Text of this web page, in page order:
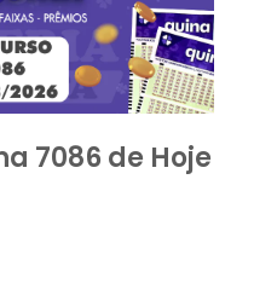
7086 de Hoje